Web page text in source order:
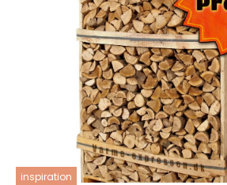
inspiration